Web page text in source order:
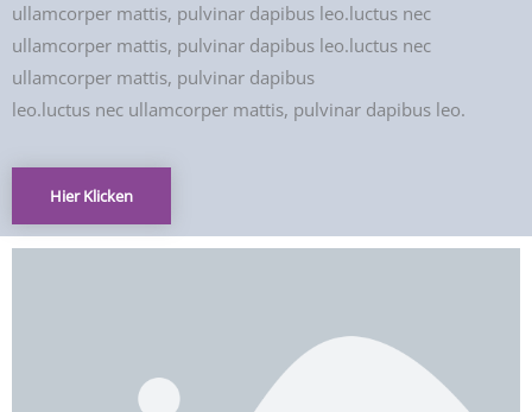
ullamcorper mattis, pulvinar dapibus leo.luctus nec
ullamcorper mattis, pulvinar dapibus leo.luctus nec
ullamcorper mattis, pulvinar dapibus
leo.luctus nec ullamcorper mattis, pulvinar dapibus leo.
Hier Klicken